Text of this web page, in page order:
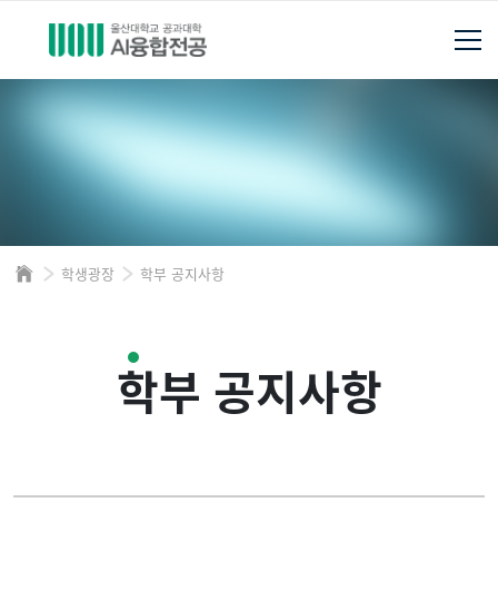
학생광장 학부 공지사항
학부 공지사항